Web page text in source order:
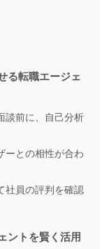
る転職エージェ
談前に、自己分析
ーとの相性が合わ
社員の評判を確認
ントを賢く活用